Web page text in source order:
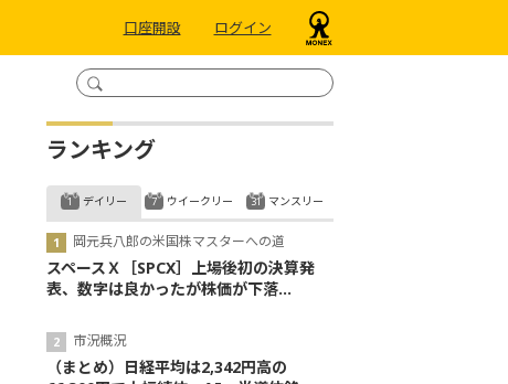
口座開設 ログイン
ランキング
デイリー
岡元兵八郎の米国株マスターへの道
スペースＸ［SPCX］上場後初の決算発
表、数字は良かったが株価が下落...
市況概況
（まとめ）日経平均は2,342円高の
ウイークリー マンスリー